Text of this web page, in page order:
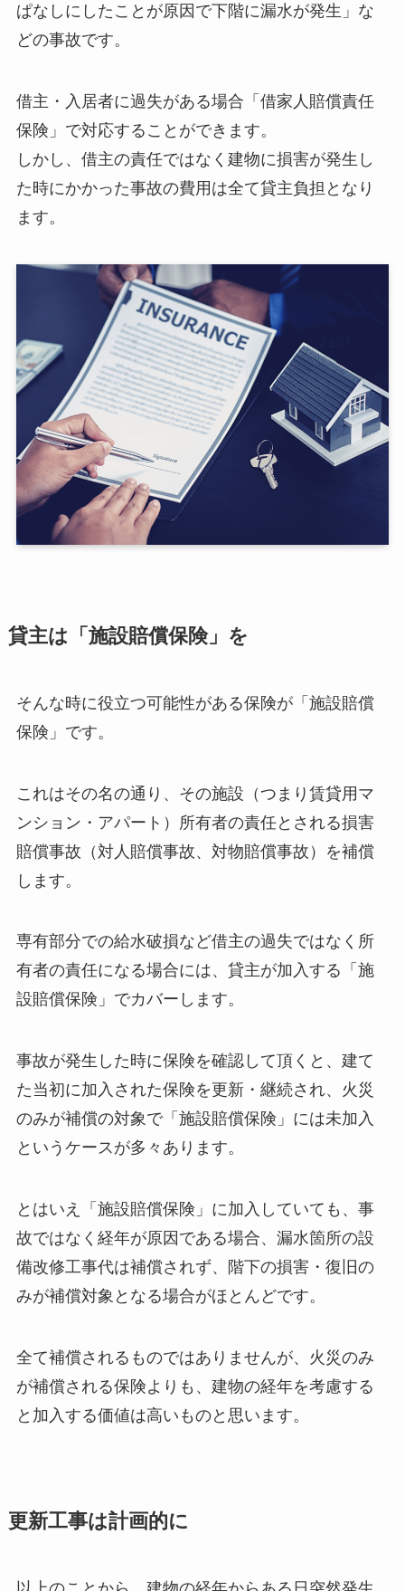
ぱなしにしたことが原因で下階に漏水が発生」な
どの事故です。
借主・入居者に過失がある場合「借家人賠償責任
保険」で対応することができます。
しかし、借主の責任ではなく建物に損害が発生し
た時にかかった事故の費用は全て貸主負担となり
ます。
貸主は「施設賠償保険」を
そんな時に役立つ可能性がある保険が「施設賠償
保険」です。
これはその名の通り、その施設（つまり賃貸用マ
ンション・アパート）所有者の責任とされる損害
賠償事故（対人賠償事故、対物賠償事故）を補償
します。
専有部分での給水破損など借主の過失ではなく所
有者の責任になる場合には、貸主が加入する「施
設賠償保険」でカバーします。
事故が発生した時に保険を確認して頂くと、建て
た当初に加入された保険を更新・継続され、火災
のみが補償の対象で「施設賠償保険」には未加入
というケースが多々あります。
とはいえ「施設賠償保険」に加入していても、事
故ではなく経年が原因である場合、漏水箇所の設
備改修工事代は補償されず、階下の損害・復旧の
みが補償対象となる場合がほとんどです。
全て補償されるものではありませんが、火災のみ
が補償される保険よりも、建物の経年を考慮する
と加入する価値は高いものと思います。
更新工事は計画的に